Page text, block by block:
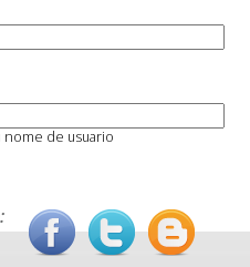
nome de usuario